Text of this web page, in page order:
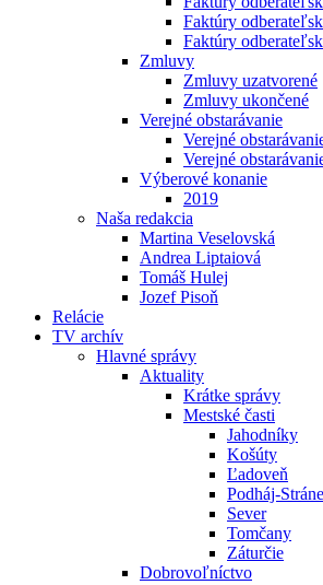
Faktúry
Faktúry
Zmluvy
Zmluvy uzatvorené
Zmluvy ukončené
Verejné obstarávanie
Verejné
Verejné
Výberové konanie
2019
Naša redakcia
Martina Veselovská
Andrea Liptaiová
Tomáš Hulej
Jozef Pisoň
Relácie
TV archív
Hlavné správy
Aktuality
Krátke správy
Mestské časti
Jahodníky
Košúty
Ľadoveň
Podháj-Stráne
Sever
Tomčany
Záturčie
Dobrovoľníctvo